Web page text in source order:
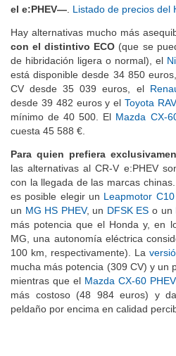
el e:PHEV— Listado de precios del
Hay alternativas mucho más
con el distintivo ECO (que se
de hibridación ligera o normal), el
está disponible desde 34 850
CV desde 35 039 euros, el
desde 39 482 euros y el Toyota
mínimo de 40 500. El Mazda CX-
cuesta 45 588 €.
Para quien prefiera
las alternativas al CR-V e:PHEV
con la llegada de las marcas
es posible elegir un Leapmotor C10
un MG HS PHEV, un DFSK ES o un
más potencia que el Honda y, en
MG, una autonomía eléctrica
100 km, respectivamente). La
mucha más potencia (309 CV) y un
mientras que el Mazda CX-60 PHEV
más costoso (48 984 euros) y
peldaño por encima en calidad